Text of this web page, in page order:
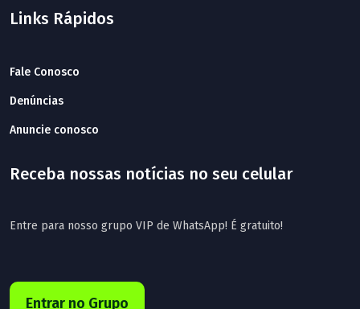
Links Rápidos
Fale Conosco
Denúncias
Anuncie conosco
Receba nossas notícias no seu celular
Entre para nosso grupo VIP de WhatsApp! É gratuito!
Entrar no Grupo